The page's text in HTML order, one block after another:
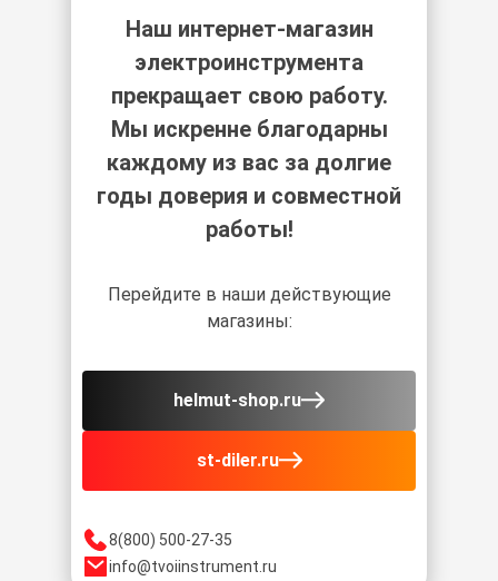
8(800) 500-27-35
info@tvoiinstrument.ru
Наш интернет-магазин
электроинструмента
прекращает свою работу.
Мы искренне благодарны
каждому из вас за долгие
годы доверия и совместной
работы!
Перейдите в наши действующие
магазины:
helmut-shop.ru
st-diler.ru